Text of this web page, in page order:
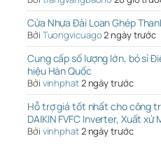
Cửa Nhựa Đài Loan Ghép
Bởi Tuongvicuago2 ngày trước
Cung cấp số lượng lớn, bỏ sỉ
hiệu Hàn Quốc
Bởi vinhphat2 ngày trước
Hỗ trợ giá tốt nhất cho công
DAIKIN FVFC Inverter, Xuất xứ
Bởi vinhphat2 ngày trước